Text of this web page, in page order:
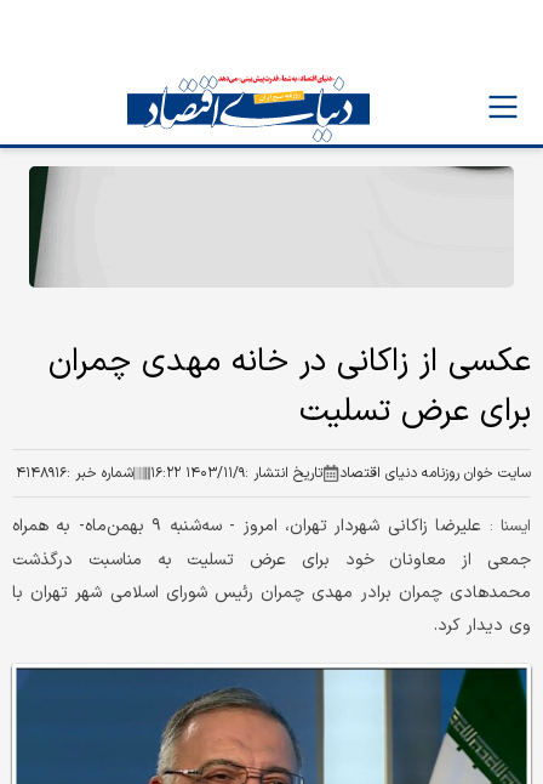
عکسی از زاکانی در خانه مهدی چمران
برای عرض تسلیت
سایت خوان روزنامه دنیای اقتصاد تاریخ انتشار :۱۴۰۳/۱۱/۹ ۱۶:۲۲ شماره خبر :۴۱۴۸۹۱۶
ایسنا :
علیرضا زاکانی شهردار تهران، امروز - سه‌شنبه ۹ بهمن‌ماه- به همراه
جمعی از معاونان خود برای عرض تسلیت به مناسبت درگذشت
محمدهادی چمران برادر مهدی چمران رئیس شورای اسلامی شهر تهران با
وی دیدار کرد.